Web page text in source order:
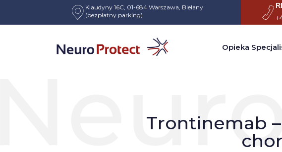
Klaudyny 16C, 01-684 Warszawa, Bielany
(bezpłatny parking)
Opieka
TRONTINEMAB – NOWA NADZIEJA W LECZENIU CHOROBY
Poradnik pacjenta
Trontinemab